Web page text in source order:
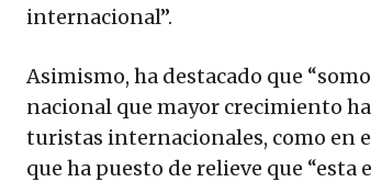
internacional”.
Asimismo, ha destacado que
nacional que mayor crecimiento
turistas internacionales, como en
que ha puesto de relieve que